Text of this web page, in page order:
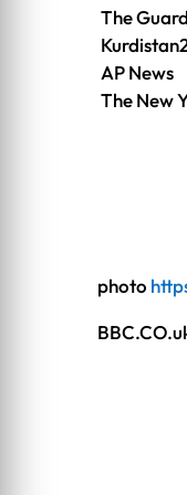
The
AP News
The New
photo